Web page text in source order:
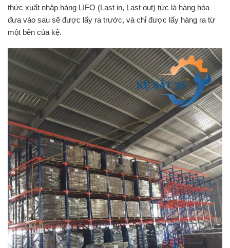
thức xuất nhập hàng LIFO (Last in, Last out) tức là hàng hóa
đưa vào sau sẽ được lấy ra trước, và chỉ được lấy hàng ra từ
một bên của kệ.